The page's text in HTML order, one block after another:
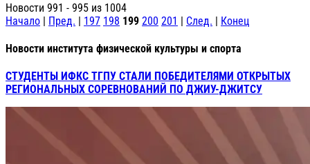
Новости 991 - 995 из 1004
Начало | Пред. | 197 198 199 200 201 | След. | Конец
Новости института физической культуры и спорта
СТУДЕНТЫ ИФКС ТГПУ СТАЛИ ПОБЕДИТЕЛЯМИ ОТКРЫТЫХ
РЕГИОНАЛЬНЫХ СОРЕВНОВАНИЙ ПО ДЖИУ-ДЖИТСУ